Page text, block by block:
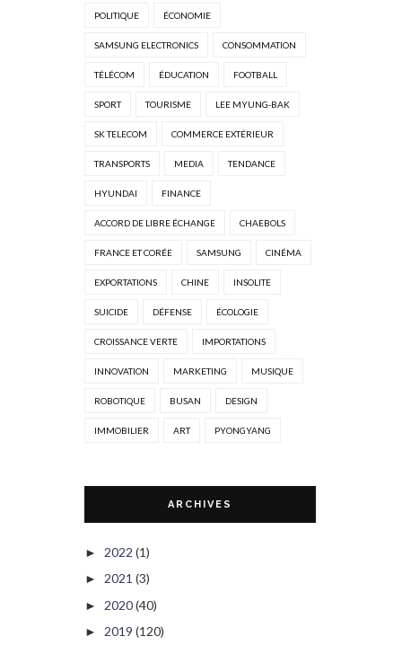
POLITIQUE ÉCONOMIE
SAMSUNG ELECTRONICS CONSOMMATION
TÉLÉCOM ÉDUCATION FOOTBALL
SPORT TOURISME LEE MYUNG-BAK
SK TELECOM COMMERCE EXTÉRIEUR
TRANSPORTS MEDIA TENDANCE
HYUNDAI FINANCE
ACCORD DE LIBRE ÉCHANGE CHAEBOLS
FRANCE ET CORÉE SAMSUNG CINÉMA
EXPORTATIONS CHINE INSOLITE
SUICIDE DÉFENSE ÉCOLOGIE
CROISSANCE VERTE IMPORTATIONS
INNOVATION MARKETING MUSIQUE
ROBOTIQUE BUSAN DESIGN
IMMOBILIER ART PYONGYANG
ARCHIVES
► 2022 (1)
► 2021 (3)
► 2020(40)
► 2019 (120)